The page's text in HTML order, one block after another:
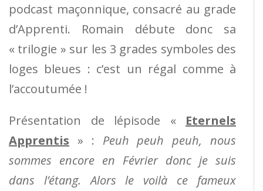
podcast maçonnique, consacré au grade
d’Apprenti. Romain débute donc sa
« trilogie » sur les 3 grades symboles des
loges bleues : c’est un régal comme à
l’accoutumée !
Présentation de lépisode « Eternels
Apprentis » : Peuh peuh peuh, nous
sommes encore en Février donc je suis
dans l’étang. Alors le voilà ce fameux